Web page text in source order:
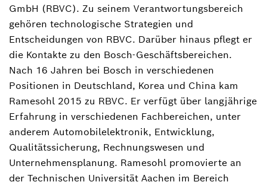
Politik
+49 30 32788-561
Trix.Boehne@de.bosch.com
GmbH (RBVC). Zu seinem Verantwortungsbereich
gehören technologische Strategien und
Entscheidungen von RBVC. Darüber hinaus pflegt er
die Kontakte zu den Bosch-Geschäftsbereichen.
Nach 16 Jahren bei Bosch in verschiedenen
Positionen in Deutschland, Korea und China kam
Ramesohl 2015 zu RBVC. Er verfügt über langjährige
Erfahrung in verschiedenen Fachbereichen, unter
anderem Automobilelektronik, Entwicklung,
Qualitätssicherung, Rechnungswesen und
Unternehmensplanung. Ramesohl promovierte an
der Technischen Universität Aachen im Bereich